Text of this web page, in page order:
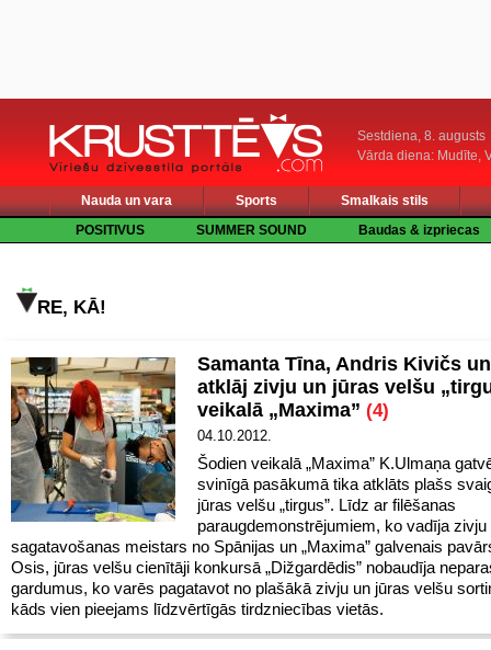
Sestdiena, 8. augusts
Vārda diena: Mudīte,
Nauda un vara Sports
Smalkais stils
POSITIVUS
SUMMER SOUND Baudas & izpriecas
RE, KĀ!
Samanta Tīna, Andris Kivičs
atklāj zivju un jūras velšu
veikalā „Maxima” (4)
04.10.2012.
Šodien veikalā „Maxima” K.Ulmaņa
svinīgā pasākumā tika atklāts plašs
jūras velšu „tirgus”. Līdz ar filēšanas
paraugdemonstrējumiem, ko vadīja zivju
sagatavošanas meistars no Spānijas un „Maxima” galvenais
Osis, jūras velšu cienītāji konkursā „Dižgardēdis” nobaudīja
gardumus, ko varēs pagatavot no plašākā zivju un jūras velšu
kāds vien pieejams līdzvērtīgās tirdzniecības vietās.